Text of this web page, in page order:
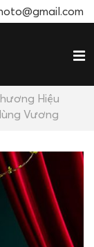
Hiệu
Vương